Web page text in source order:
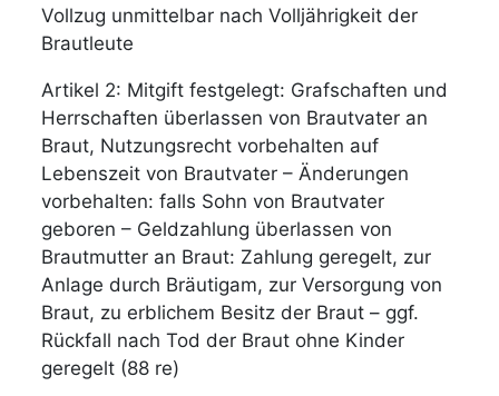
Vollzug unmittelbar nach Volljährigkeit der
Brautleute
Artikel 2: Mitgift festgelegt: Grafschaften und
Herrschaften überlassen von Brautvater an
Braut, Nutzungsrecht vorbehalten auf
Lebenszeit von Brautvater – Änderungen
vorbehalten: falls Sohn von Brautvater
geboren – Geldzahlung überlassen von
Brautmutter an Braut: Zahlung geregelt, zur
Anlage durch Bräutigam, zur Versorgung von
Braut, zu erblichem Besitz der Braut – ggf.
Rückfall nach Tod der Braut ohne Kinder
geregelt (88 re)